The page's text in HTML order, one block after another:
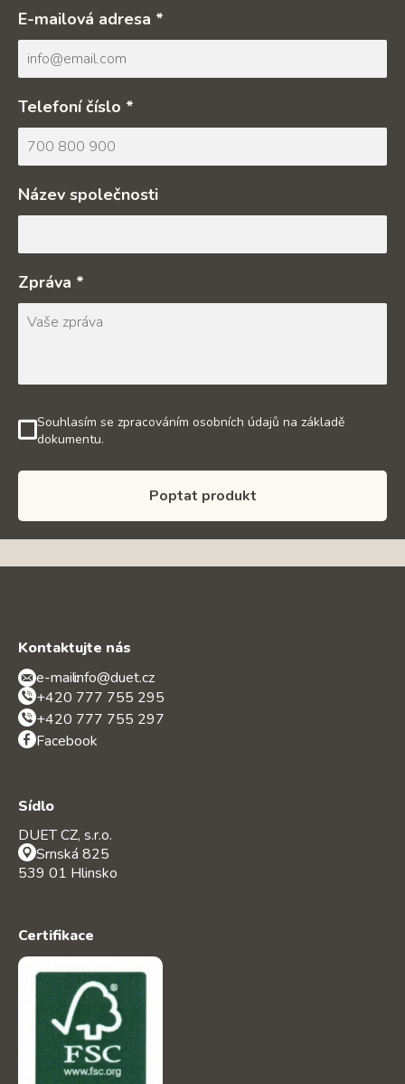
E-mailová adresa *
Telefoní číslo *
Název společnosti
Zpráva *
Souhlasím se zpracováním osobních údajů na základě
dokumentu.
Poptat produkt
Kontaktujte nás
e-mail:info@duet.cz
+420 777 755 295
+420 777 755 297
Facebook
Sídlo
DUET CZ, s.r.o.
Srnská 825
539 01 Hlinsko
Certifikace